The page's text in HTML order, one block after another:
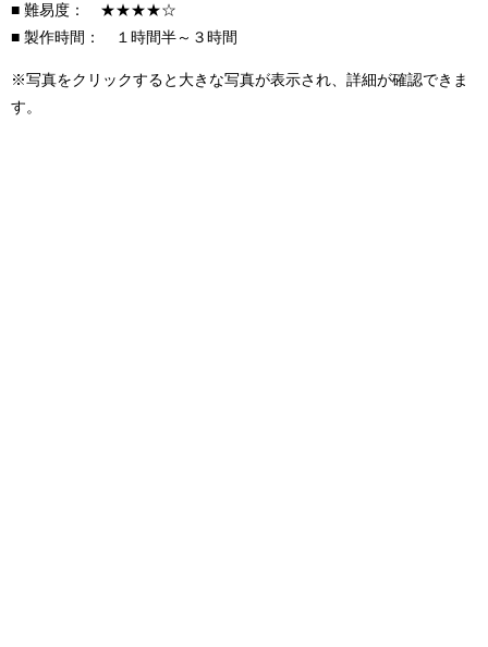
■ 難易度： ★★★★☆
■ 製作時間： １時間半～３時間
※写真をクリックすると大きな写真が表示され、詳細が確認できま
す。